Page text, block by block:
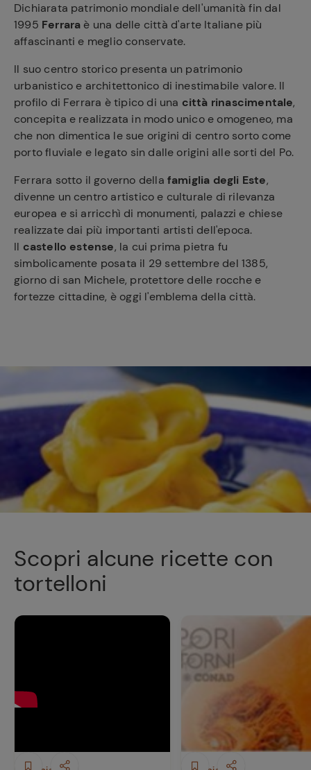
Dichiarata patrimonio mondiale dell'umanità fin dal
1995 Ferrara è una delle città d'arte Italiane più
affascinanti e meglio conservate.
Il suo centro storico presenta un patrimonio
urbanistico e architettonico di inestimabile valore. Il
profilo di Ferrara è tipico di una città rinascimentale,
concepita e realizzata in modo unico e omogeneo, ma
che non dimentica le sue origini di centro sorto come
porto fluviale e legato sin dalle origini alle sorti del Po.
Ferrara sotto il governo della famiglia degli Este,
divenne un centro artistico e culturale di rilevanza
europea e si arricchì di monumenti, palazzi e chiese
realizzate dai più importanti artisti dell'epoca.
Il castello estense, la cui prima pietra fu
simbolicamente posata il 29 settembre del 1385,
giorno di san Michele, protettore delle rocche e
fortezze cittadine, è oggi l'emblema della città.
Scopri alcune ricette con
tortelloni